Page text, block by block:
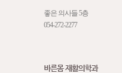
좋은 의사들 5층
054-272-2277
바른몸 재활의학과